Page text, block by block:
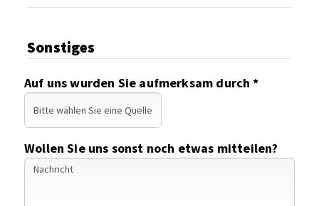
Sonstiges
Auf uns wurden Sie aufmerksam durch *
Wollen Sie uns sonst noch etwas mitteilen?